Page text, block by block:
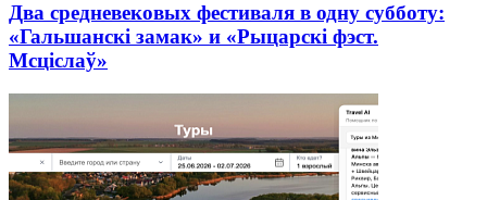
Два средневековых фестиваля в одну субботу:
«Гальшанскі замак» и «Рыцарскі фэст.
Мсціслаў»